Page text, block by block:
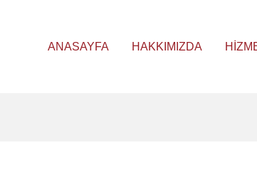
ANASAYFA HAKKIMIZDA